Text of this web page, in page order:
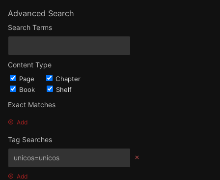
Advanced Search
Search Terms
Content Type
Page
Chapter
Book
Shelf
Exact Matches
Add
Tag Searches
Add